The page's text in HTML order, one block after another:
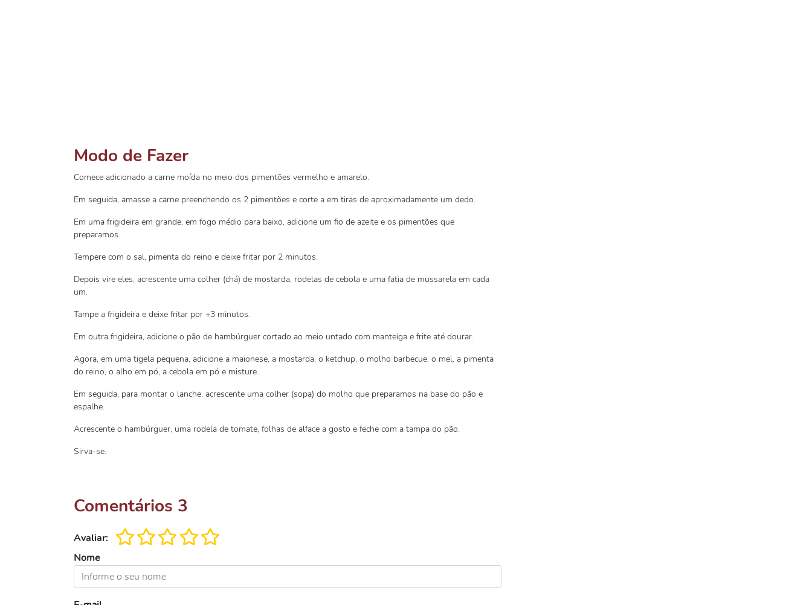
Modo de Fazer
Comece adicionado a carne moída no meio dos pimentões vermelho e amarelo.
Em seguida, amasse a carne preenchendo os 2 pimentões e corte a em tiras de aproximadamente um dedo.
Em uma frigideira em grande, em fogo médio para baixo, adicione um fio de azeite e os pimentões que
preparamos.
Tempere com o sal, pimenta do reino e deixe fritar por 2 minutos.
Depois vire eles, acrescente uma colher (chá) de mostarda, rodelas de cebola e uma fatia de mussarela em cada
um.
Tampe a frigideira e deixe fritar por +3 minutos.
Em outra frigideira, adicione o pão de hambúrguer cortado ao meio untado com manteiga e frite até dourar.
Agora, em uma tigela pequena, adicione a maionese, a mostarda, o ketchup, o molho barbecue, o mel, a pimenta
do reino, o alho em pó, a cebola em pó e misture.
Em seguida, para montar o lanche, acrescente uma colher (sopa) do molho que preparamos na base do pão e
espalhe.
Acrescente o hambúrguer, uma rodela de tomate, folhas de alface a gosto e feche com a tampa do pão.
Sirva-se.
Comentários 3
Avaliar:
Nome